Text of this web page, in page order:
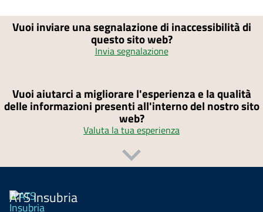
Vuoi inviare una segnalazione di inaccessibilità di
questo sito web?
Invia segnalazione
Vuoi aiutarci a migliorare l'esperienza e la qualità
delle informazioni presenti all'interno del nostro sito
web?
Valuta la tua esperienza
ATS Insubria